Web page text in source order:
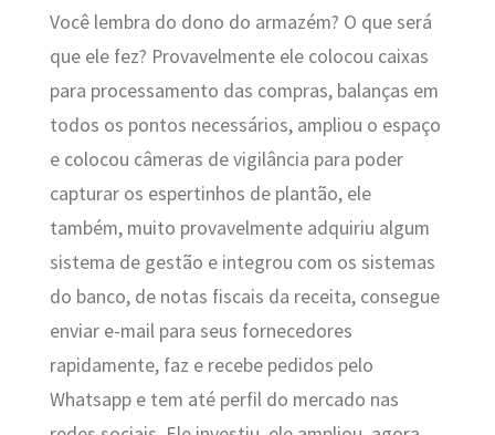
Você lembra do dono do armazém? O que será
que ele fez? Provavelmente ele colocou caixas
para processamento das compras, balanças em
todos os pontos necessários, ampliou o espaço
e colocou câmeras de vigilância para poder
capturar os espertinhos de plantão, ele
também, muito provavelmente adquiriu algum
sistema de gestão e integrou com os sistemas
do banco, de notas fiscais da receita, consegue
enviar e-mail para seus fornecedores
rapidamente, faz e recebe pedidos pelo
Whatsapp e tem até perfil do mercado nas